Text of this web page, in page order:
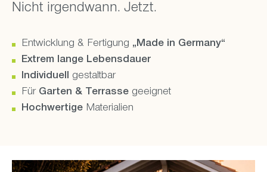
Nicht irgendwann. Jetzt.
Entwicklung & Fertigung „Made in Germany“
Extrem lange Lebensdauer
Individuell gestaltbar
Für Garten & Terrasse geeignet
Hochwertige Materialien